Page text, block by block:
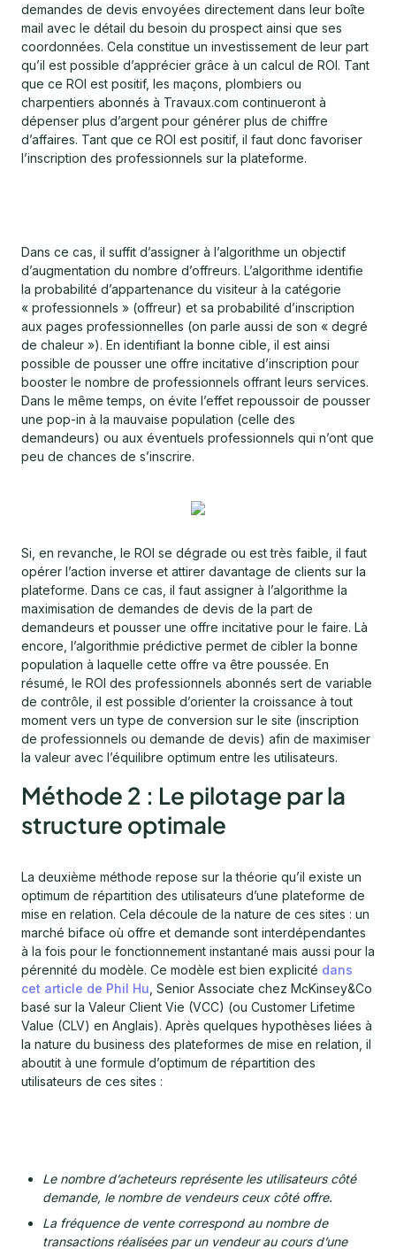
demandes de devis envoyées directement dans leur boîte
mail avec le détail du besoin du prospect ainsi que ses
coordonnées. Cela constitue un investissement de leur part
qu’il est possible d’apprécier grâce à un calcul de ROI. Tant
que ce ROI est positif, les maçons, plombiers ou
charpentiers abonnés à Travaux.com continueront à
dépenser plus d’argent pour générer plus de chiffre
d’affaires. Tant que ce ROI est positif, il faut donc favoriser
l’inscription des professionnels sur la plateforme.
Dans ce cas, il suffit d’assigner à l’algorithme un objectif
d’augmentation du nombre d’offreurs. L’algorithme identifie
la probabilité d’appartenance du visiteur à la catégorie
« professionnels » (offreur) et sa probabilité d’inscription
aux pages professionnelles (on parle aussi de son « degré
de chaleur »). En identifiant la bonne cible, il est ainsi
possible de pousser une offre incitative d’inscription pour
booster le nombre de professionnels offrant leurs services.
Dans le même temps, on évite l’effet repoussoir de pousser
une pop-in à la mauvaise population (celle des
demandeurs) ou aux éventuels professionnels qui n’ont que
peu de chances de s’inscrire.
Si, en revanche, le ROI se dégrade ou est très faible, il faut
opérer l’action inverse et attirer davantage de clients sur la
plateforme. Dans ce cas, il faut assigner à l’algorithme la
maximisation de demandes de devis de la part de
demandeurs et pousser une offre incitative pour le faire. Là
encore, l’algorithmie prédictive permet de cibler la bonne
population à laquelle cette offre va être poussée. En
résumé, le ROI des professionnels abonnés sert de variable
de contrôle, il est possible d’orienter la croissance à tout
moment vers un type de conversion sur le site (inscription
de professionnels ou demande de devis) afin de maximiser
la valeur avec l’équilibre optimum entre les utilisateurs.
Méthode 2 : Le pilotage par la
structure optimale
La deuxième méthode repose sur la théorie qu’il existe un
optimum de répartition des utilisateurs d’une plateforme de
mise en relation. Cela découle de la nature de ces sites : un
marché biface où offre et demande sont interdépendantes
à la fois pour le fonctionnement instantané mais aussi pour la
pérennité du modèle. Ce modèle est bien explicité dans
cet article de Phil Hu , Senior Associate chez McKinsey&Co
basé sur la Valeur Client Vie (VCC) (ou Customer Lifetime
Value (CLV) en Anglais). Après quelques hypothèses liées à
la nature du business des plateformes de mise en relation, il
aboutit à une formule d’optimum de répartition des
utilisateurs de ces sites :
Le nombre d’acheteurs représente les utilisateurs côté
demande, le nombre de vendeurs ceux côté offre.
La fréquence de vente correspond au nombre de
transactions réalisées par un vendeur au cours d’une